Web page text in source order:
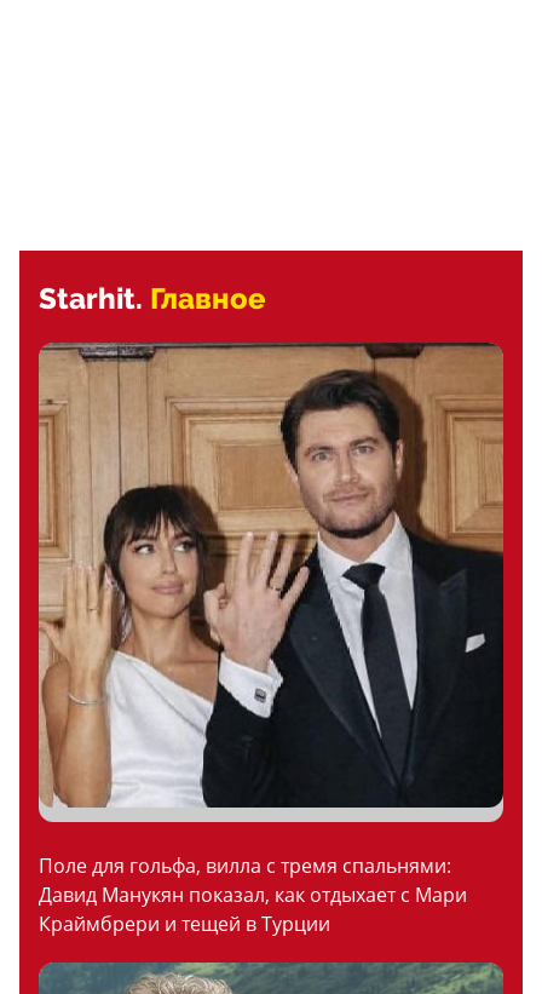
Starhit. Главное
Поле для гольфа, вилла с тремя спальнями:
Давид Манукян показал, как отдыхает с Мари
Краймбрери и тещей в Турции